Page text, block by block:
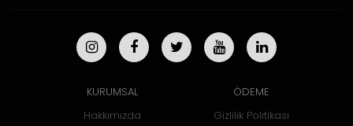
KURUMSAL
Hakkımızda
ÖDEME
Gizlilik Politikası